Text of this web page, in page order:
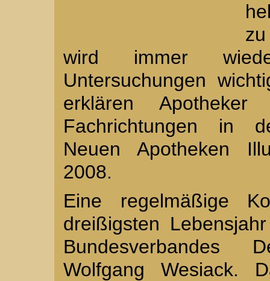
wird immer
Untersuchungen
erklären
Fachrichtungen in
Neuen Apotheken
2008.
Eine regelmäßige
dreißigsten
Bundesverbandes
Wolfgang Wesiack.